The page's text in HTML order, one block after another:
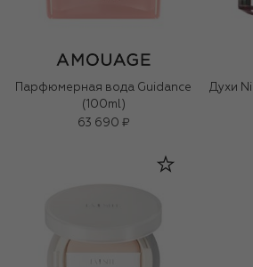
Парфюмерная вода Guidance
(100ml)
63 690 ₽
Духи